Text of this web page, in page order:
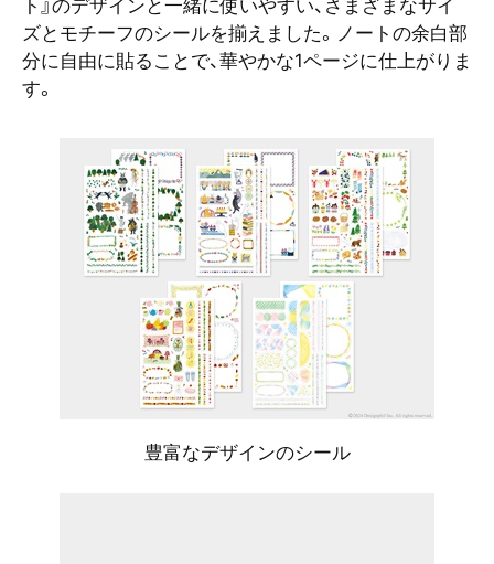
ズとモチーフのシールを揃えました。ノートの余白部
分に自由に貼ることで、華やかな1ページに仕上がりま
す。
豊富なデザインのシール